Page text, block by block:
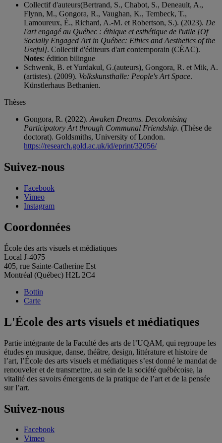
Collectif d'auteurs(Bertrand, S., Chabot, S., Deneault, A.,
Flynn, M., Gongora, R., Vaughan, K., Tembeck, T.,
Lamoureux, È., Richard, A.-M. et Robertson, S.). (2023). De
l'art engagé au Québec : éthique et esthétique de l'utile [Of
Socially Engaged Art in Québec: Ethics and Aesthetics of the
Useful]. Collectif d'éditeurs d'art contemporain (CÉAC).
Notes: édition bilingue
Schwenk, B. et Yurdakul, G.(auteurs), Gongora, R. et Mik, A.
(artistes). (2009). Volkskunsthalle: People's Art Space.
Künstlerhaus Bethanien.
Thèses
Gongora, R. (2022). Awaken Dreams. Decolonising
Participatory Art through Communal Friendship. (Thèse de
doctorat). Goldsmiths, University of London.
https://research.gold.ac.uk/id/eprint/32056/
Suivez-nous
Facebook
Vimeo
Instagram
Coordonnées
École des arts visuels et médiatiques
Local J-4075
405, rue Sainte-Catherine Est
Montréal (Québec) H2L 2C4
Bottin
Carte
L'École des arts visuels et médiatiques
Partie intégrante de la Faculté des arts de l’UQAM, qui regroupe les
études en musique, danse, théâtre, design, littérature et histoire de
l’art, l’École des arts visuels et médiatiques s’est donné le mandat de
renouveler et de transmettre, au sein de la société québécoise, la
vitalité des savoirs émergents de la pratique de l’art et de la pensée
sur l’art.
Suivez-nous
Facebook
Vimeo